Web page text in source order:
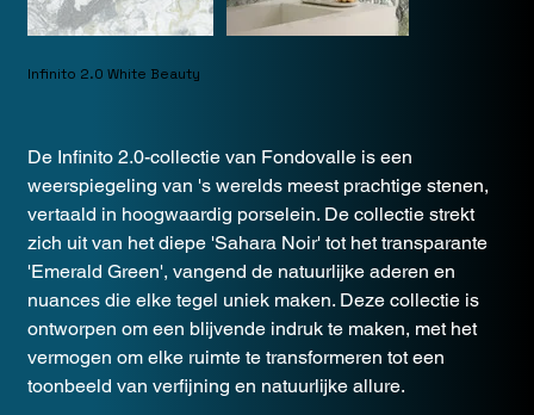
Infinito 2.0 White Beauty
De Infinito 2.0-collectie van Fondovalle is een
weerspiegeling van 's werelds meest prachtige stenen,
vertaald in hoogwaardig porselein. De collectie strekt
zich uit van het diepe 'Sahara Noir' tot het transparante
'Emerald Green', vangend de natuurlijke aderen en
nuances die elke tegel uniek maken. Deze collectie is
ontworpen om een blijvende indruk te maken, met het
vermogen om elke ruimte te transformeren tot een
toonbeeld van verfijning en natuurlijke allure.